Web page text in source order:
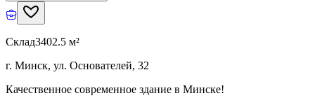
Склад3402.5 м²
г. Минск, ул. Основателей, 32
Качественное современное здание в Минске!